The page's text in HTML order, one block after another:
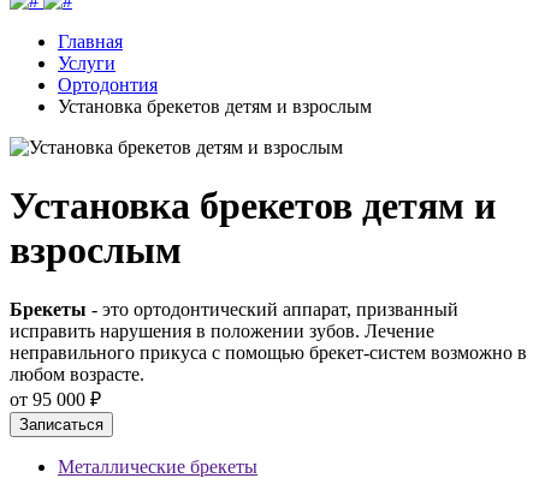
Главная
Услуги
Ортодонтия
Установка брекетов детям и взрослым
Установка брекетов детям и
взрослым
Брекеты - это ортодонтический аппарат, призванный
исправить нарушения в положении зубов. Лечение
неправильного прикуса с помощью брекет-систем возможно в
любом возрасте.
от 95 000 ₽
Записаться
Металлические брекеты